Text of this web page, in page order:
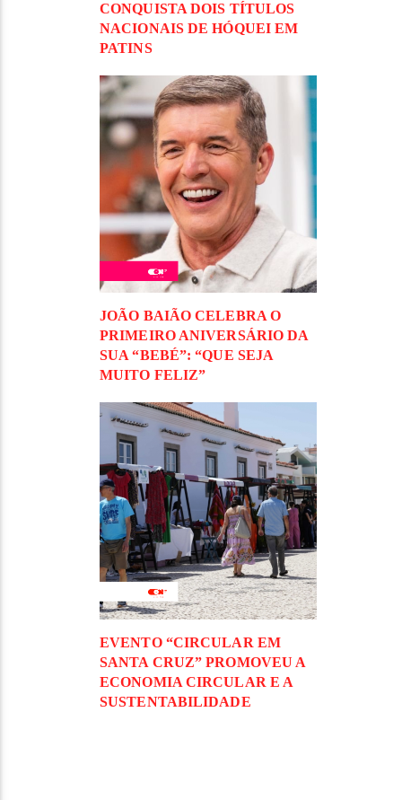
CONQUISTA DOIS TÍTULOS
NACIONAIS DE HÓQUEI EM
PATINS
JOÃO BAIÃO CELEBRA O
PRIMEIRO ANIVERSÁRIO DA
SUA “BEBÉ”: “QUE SEJA
MUITO FELIZ”
EVENTO “CIRCULAR EM
SANTA CRUZ” PROMOVEU A
ECONOMIA CIRCULAR E A
SUSTENTABILIDADE